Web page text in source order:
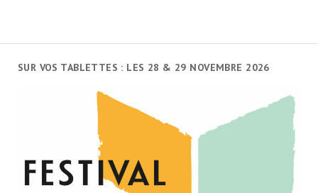
SUR VOS TABLETTES : LES 28 & 29 NOVEMBRE 2026